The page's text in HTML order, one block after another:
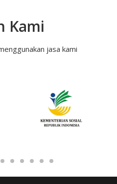
Kami
jasa kami